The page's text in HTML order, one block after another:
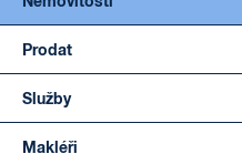
Prodat
Služby
Makléři